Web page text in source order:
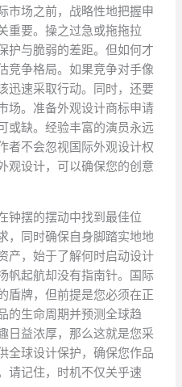
市场之前，战略性地把握申
重要。操之过急或拖拖拉
护与脆弱的差距。但如何才
竞争格局。如果竞争对手像
迅速采取行动。同时，还要
场。准备外观设计商标申请
或缺。经验丰富的演员永远
者不会忽视国际外观设计权
观设计，可以确保您的创意
钟摆的摆动中找到最佳位
，同时确保自身脚踏实地地
产，始于了解何时启动设计
帆起航却没有指南针。国际
盾牌，但前提是您必须在正
的生命周期并预测全球趋
日益浓厚，那么这就是您采
全球设计保护，确保您作品
请记住，时机不仅关乎速